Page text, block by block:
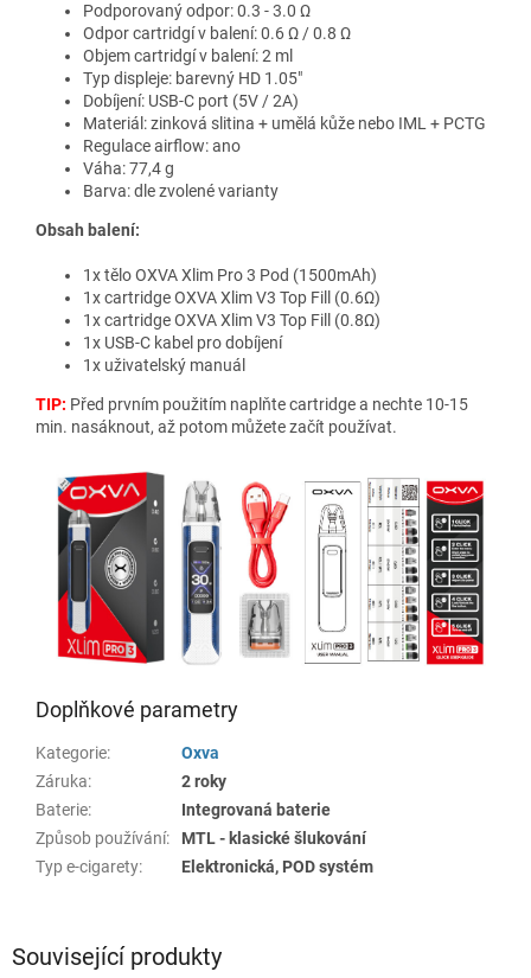
Související produkty
Podporovaný odpor: 0.3 - 3.0 Ω
Odpor cartridgí v balení: 0.6 Ω / 0.8 Ω
Objem cartridgí v balení: 2 ml
Typ displeje: barevný HD 1.05"
Dobíjení: USB-C port (5V / 2A)
Materiál: zinková slitina + umělá kůže nebo IML + PCTG
Regulace airflow: ano
Váha: 77,4 g
Barva: dle zvolené varianty
Obsah balení:
1x tělo OXVA Xlim Pro 3 Pod (1500mAh)
1x cartridge OXVA Xlim V3 Top Fill (0.6Ω)
1x cartridge OXVA Xlim V3 Top Fill (0.8Ω)
1x USB-C kabel pro dobíjení
1x uživatelský manuál
TIP: Před prvním použitím naplňte cartridge a nechte 10-15
min. nasáknout, až potom můžete začít používat.
Doplňkové parametry
Kategorie:
Oxva
Záruka:
2 roky
Baterie:
Integrovaná baterie
Způsob používání:
MTL - klasické šlukování
Typ e-cigarety: Elektronická, POD systém